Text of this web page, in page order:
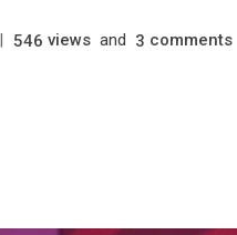
546 views and 3 comments